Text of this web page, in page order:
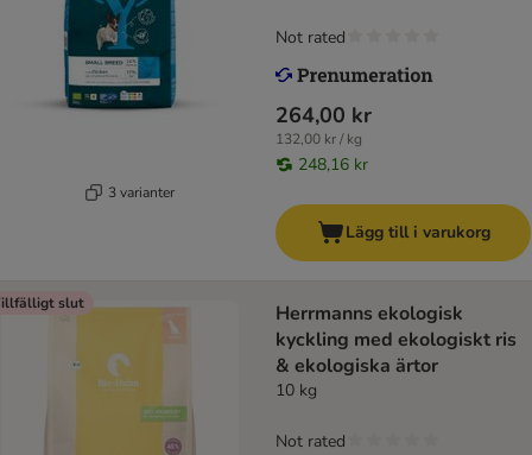
3 varianter
264,00 kr
132,00 kr / kg
248,16 kr
Not rated
Lägg till i varukorg
slut
Herrmanns ekologisk
kyckling med ekologiskt ris
& ekologiska ärtor
10 kg
Not rated